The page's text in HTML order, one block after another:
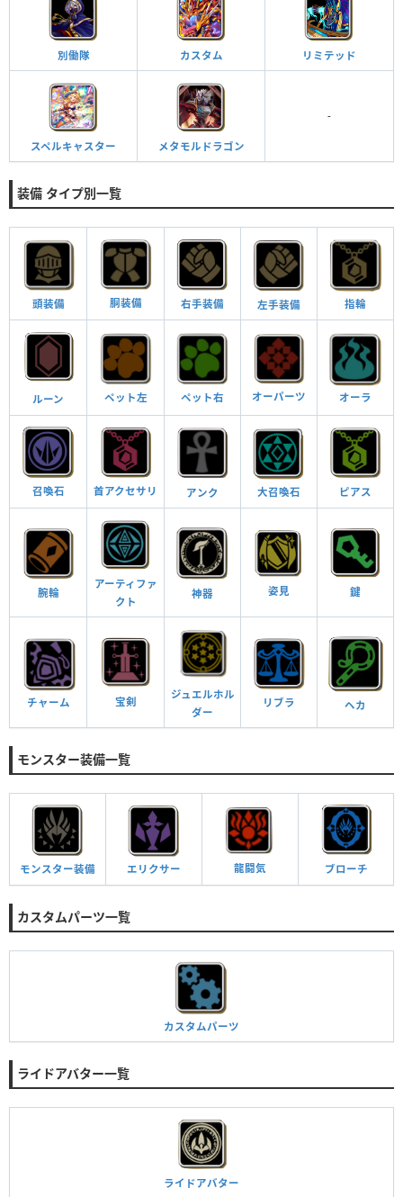
別働隊 カスタム リミテッド
スペルキャスター メタモルドラゴン
-
装備 タイプ別一覧
頭装備 胴装備 右手装備 左手装備 指輪
ルーン ペット左 ペット右 オーパーツ オーラ
召喚石 首アクセサリ アンク 大召喚石 ピアス
腕輪
アーティファ
クト
神器 姿見 鍵
チャーム 宝剣
ジュエルホル
ダー
リブラ ヘカ
モンスター装備一覧
モンスター装備 エリクサー 龍闘気 ブローチ
カスタムパーツ一覧
カスタムパーツ
ライドアバター一覧
ライドアバター